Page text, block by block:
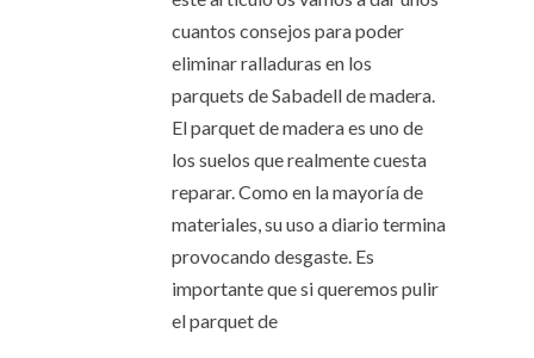
cuantos consejos para poder
eliminar ralladuras en los
parquets de Sabadell de madera.
El parquet de madera es uno de
los suelos que realmente cuesta
reparar. Como en la mayoría de
materiales, su uso a diario termina
provocando desgaste. Es
importante que si queremos pulir
el parquet de